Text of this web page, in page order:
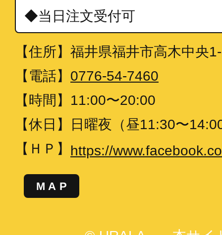
◆当日注文受付可
【住所】 福井県福井市高木中央
【電話】 0776-54-7460
【時間】 11:00〜20:00
【休日】
日曜夜（昼11:30〜
【ＨＰ】 https://
MAP